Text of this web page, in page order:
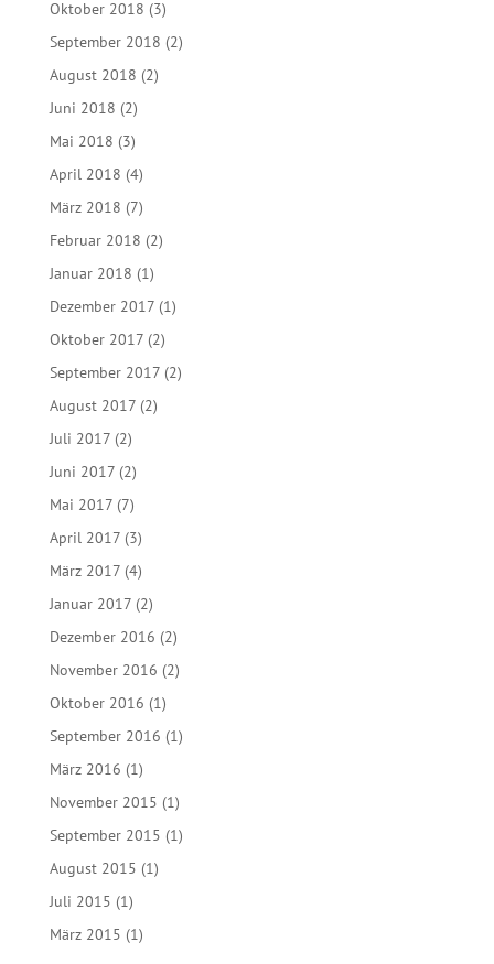
Oktober 2018 (3)
September 2018 (2)
August 2018 (2)
Juni 2018 (2)
Mai 2018 (3)
April 2018 (4)
März 2018 (7)
Februar 2018 (2)
Januar 2018 (1)
Dezember 2017(1)
Oktober 2017(2)
September 2017(2)
August 2017(2)
Juli 2017(2)
Juni 2017(2)
Mai 2017(7)
April 2017(3)
März 2017(4)
Januar 2017(2)
Dezember 2016 (2)
November 2016 (2)
Oktober 2016 (1)
September 2016 (1)
März 2016 (1)
November 2015 (1)
September 2015 (1)
August 2015 (1)
Juli 2015 (1)
März 2015 (1)